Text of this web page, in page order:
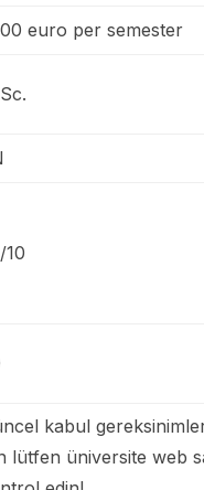
euro per semester
10
kabul
lütfen üniversite web